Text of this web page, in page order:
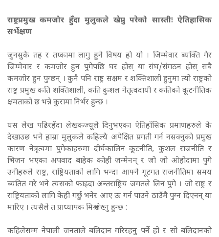
राष्ट्रप्रमुख कमजोर हुँदा मुलुकले खेप्नु परेको सास्तीः ऐतिहासिक
सर्भेक्षण
जुनसुकै तह र तप्कामा लागु हुने विषय हो यो । जिम्मेवार ब्यक्ति गैर
जिम्मेवार र कमजोर हुन पुगेपछि घर होस् या संघ/संगठन होस् सबै
कमजोर हुन पुग्छन् । कुनै पनि राष्ट्र सक्षम र शक्तिशाली हुनुमा त्यो राष्ट्रको
राष्ट्र प्रमुख कति शक्तिशाली, कति कुशल नेतृत्वदायी र कतिको कूटनीतिक
क्षमताको छ भन्ने कुरामा निर्भर हुन्छ ।
यस लेख पढिरहँदा लेखकज्यूले दिनुभएका ऐतिहाँसिक प्रमाणहरुले के
देखाउछ भने हाम्रा मुलुकले कहिल्यै अपेक्षित प्रगती गर्न नसक्नुको प्रमुख
कारण नेत्रृत्वमा पुगेकाहरुमा दीर्घकालिन कूटनीति, कुशल राजनीति र
भिजन भएका अपवाद बाहेक कोही जन्मेनन् र जो जो ओहोदामा पुगे
उनीहरुले राष्ट्र, राष्ट्रियताको लागि भन्दा आफ्नै गूटगत राजनीतिमा समय
ब्यतित गरे भने त्यसको फाइदा अन्तराष्ट्रिय जगतले लिन पुगे । जो राष्ट्र र
राष्ट्रियताको लागि केही गर्छु भनेर आए ऊ गर्न पाउने ठाउँमै पुग्न दिएनन् या
मारिए । त्यसैले त प्राध्यापक मिश्र लेख्नु हुन्छ :
कहिलेसम्म नेपाली जनताले बलिदान गरिरहनु पर्ने हो र सो बलिदानको